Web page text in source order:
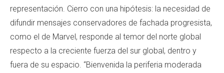
representación. Cierro con una hipótesis: la necesidad de
difundir mensajes conservadores de fachada progresista,
como el de Marvel, responde al temor del norte global
respecto a la creciente fuerza del sur global, dentro y
fuera de su espacio. “Bienvenida la periferia moderada